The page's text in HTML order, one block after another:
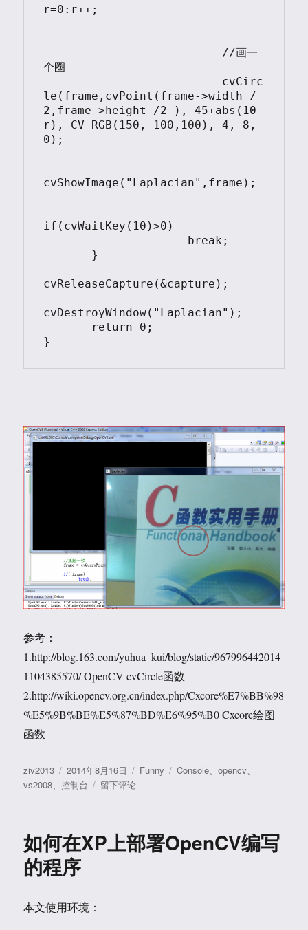
r=0:r++;
个圈
le(frame,cvPoint(frame->width /
2,frame->height /2 ), 45+abs(10-
r), CV_RGB(150, 100,100), 4, 8,
0);
cvShowImage("Laplacian",frame);
if(cvWaitKey(10)>0)
cvReleaseCapture(&capture);
cvDestroyWindow("Laplacian");
}
参考：
1.http://blog.163.com/yuhua_kui/blog/static/967996442014
1104385570/ OpenCV cvCircle函数
2.http://wiki.opencv.org.cn/index.php/Cxcore%E7%BB%98
%E5%9B%BE%E5%87%BD%E6%95%B0 Cxcore绘图
函数
作
者
ziv2013
发
布
2014年8月16日
分
Funny
标
Console、opencv、
vs2008、控制台
于
函
数
留下评论
如何在XP上部署OpenCV编写
的程序
本文使用环境：